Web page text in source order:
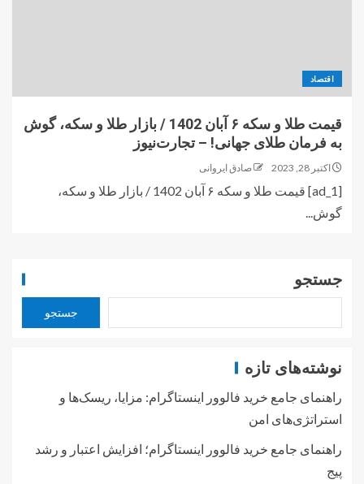
اقتصاد
قیمت طلا و سکه ۶ آبان 1402 / بازار طلا و سکه، گوش
به فرمان طلای جهانی! – تجارت‌نیوز
اکتبر 28, 2023 صادق ایروانی
[ad_1] قیمت طلا و سکه ۶ آبان 1402 / بازار طلا و سکه،
گوش...
جستجو
جستجو
نوشته‌های تازه
راهنمای جامع خرید فالوور اینستاگرام: مزایا، ریسک‌ها و
استراتژی‌های امن
راهنمای جامع خرید فالوور اینستاگرام؛ افزایش اعتبار و رشد
پیج